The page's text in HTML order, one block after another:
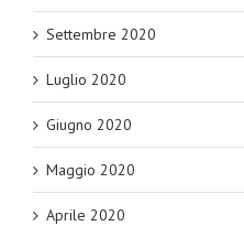
Settembre 2020
Luglio 2020
Giugno 2020
Maggio 2020
Aprile 2020